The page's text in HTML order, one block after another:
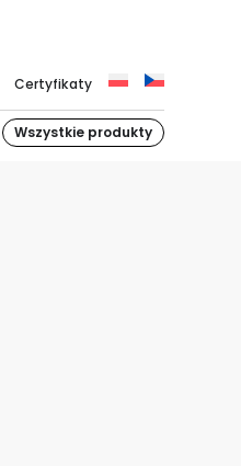
Wszystkie produkty
Certyfikaty